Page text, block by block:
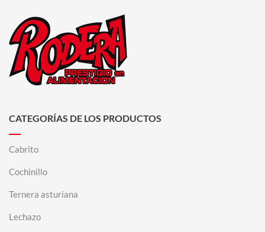
CATEGORÍAS DE LOS PRODUCTOS
Cabrito
Cochinillo
Ternera asturiana
Lechazo